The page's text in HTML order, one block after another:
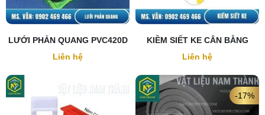
LƯỚI PHẢN QUANG PVC420D
Liên hệ
KIỀM SIẾT KE CÂN BẰNG
Liên hệ
-17%